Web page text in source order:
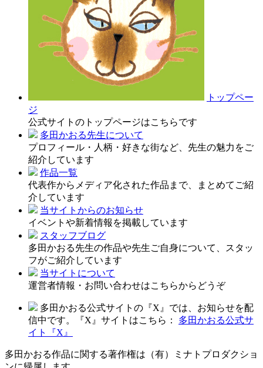
トップペー
ジ
公式サイトのトップページはこちらです
多田かおる先生について
プロフィール・人柄・好きな街など、先生の魅力をご
紹介しています
作品一覧
代表作からメディア化された作品まで、まとめてご紹
介しています
当サイトからのお知らせ
イベントや新着情報を掲載しています
スタッフブログ
多田かおる先生の作品や先生ご自身について、スタッ
フがご紹介しています
当サイトについて
運営者情報・お問い合わせはこちらからどうぞ
多田かおる公式サイトの『X』では、お知らせを配
信中です。『X』サイトはこちら：
多田かおる公式サ
イト『X』
多田かおる作品に関する著作権は（有）ミナトプロダクショ